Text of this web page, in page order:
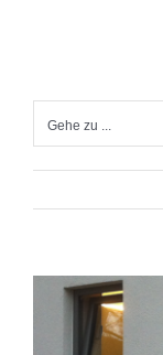
Gehe zu ...
View